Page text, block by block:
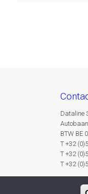
Dataline
BTW BE
T +32
T +32
T +32